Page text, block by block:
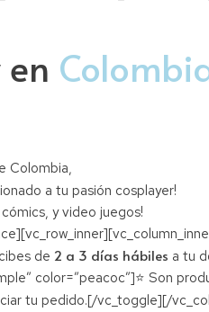
Colombia,
a tu pasión cosplayer!
y video juegos!
de 2 a 3 días hábiles a tu
color=”peacoc”]⭐ Son
tu pedido.[/vc_toggle][/